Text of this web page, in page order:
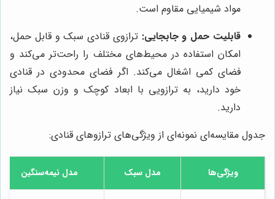
مواد شیمیایی مقاوم است.
قابلیت حمل و جابجایی: ترازوی قنادی سبک و قابل حمل،
امکان استفاده در محیط‌های مختلف را راحت‌تر می‌کند و
فضای کمی اشغال می‌کند. اگر فضای محدودی در قنادی
خود دارید، به ترازویی با ابعاد کوچک و وزن سبک نیاز
دارید.
جدول مقایسه‌ای نمونه‌ای از ویژگی‌های ترازوهای قنادی:
ویژگی‌ها مدل سبک مدل نیمه‌سنگین